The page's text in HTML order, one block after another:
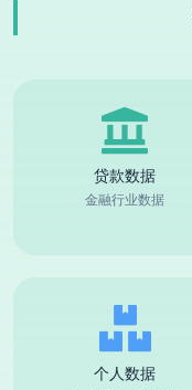
贷款数据
金融行业数据
个人数据